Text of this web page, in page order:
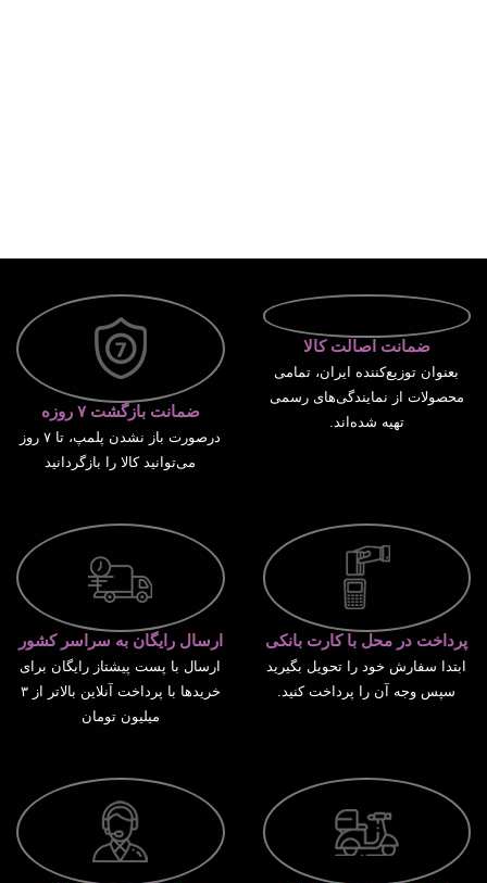
ضمانت اصالت کالا
بعنوان توزیع‌کننده ایران، تمامی
محصولات از نمایندگی‌های رسمی
تهیه شده‌اند.
ضمانت بازگشت ۷ روزه
درصورت باز نشدن پلمپ، تا ۷ روز
می‌توانید کالا را بازگردانید
پرداخت در محل با کارت بانکی
ابتدا سفارش خود را تحویل بگیرید
سپس وجه آن را پرداخت کنید.
ارسال رایگان به سراسر کشور
ارسال با پست پیشتاز رایگان برای
خریدها با پرداخت آنلاین بالاتر از ۳
میلیون تومان